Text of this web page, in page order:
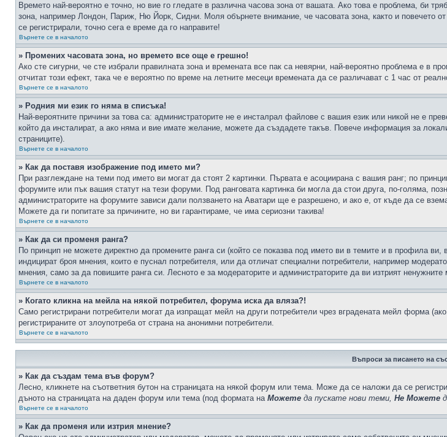
Времето най-вероятно е точно, но вие го гледате в различна часова зона от вашата. Ако това е проблема, би
зона, например Лондон, Париж, Ню Йорк, Сидни. Моля обърнете внимание, че часовата зона, както и повечето
се регистрирали, точно сега е време да го направите!
Върнете се в началото
» Промених часовата зона, но времето все още е грешно!
Ако сте сигурни, че сте избрали правилната зона и времената все пак са невярни, най-вероятно проблема е в
отчитат този ефект, така че е вероятно по време на летните месеци времената да се различават с 1 час от
Върнете се в началото
» Родния ми език го няма в списъка!
Най-вероятните причини за това са: администраторите не е инсталрал файлове с вашия език или никой не е
който да инсталират, а ако няма и вие имате желание, можете да създадете такъв. Повече информация за
страниците).
Върнете се в началото
» Как да поставя изображение под името ми?
При разглеждане на теми под името ви могат да стоят 2 картинки. Първата е асоциирана с вашия ранг; по
форумите или пък вашия статут на тези форуми. Под ранговата картинка би могла да стои друга, по-голяма,
администраторите на форумите зависи дали ползването на Аватари ще е разрешено, и ако е, от къде да се
Можете да ги попитате за причините, но ви гарантираме, че има сериозни такива!
Върнете се в началото
» Как да си променя ранга?
По принцип не можете директно да промените ранга си (който се показва под името ви в темите и в профила
индицират броя мнения, които е пуснал потребителя, или да отличат специални потребители, например
мнения, само за да повишите ранга си. Лесното е за модераторите и администраторите да ви изтрият
Върнете се в началото
» Когато кликна на мейла на някой потребител, форума иска да вляза?!
Само регистрирани потребители могат да изпращат мейл на други потребители чрез вградената мейл форма
регистрираните от злоупотреба от страна на анонимни потребители.
Върнете се в началото
Въпроси за писането на
» Как да създам тема във форум?
Лесно, кликнете на съответния бутон на страницата на някой форум или тема. Може да се наложи да се
дъното на страницата на даден форум или тема (под формата на Можете да пускате нови теми, Не Можете
Върнете се в началото
» Как да променя или изтрия мнение?